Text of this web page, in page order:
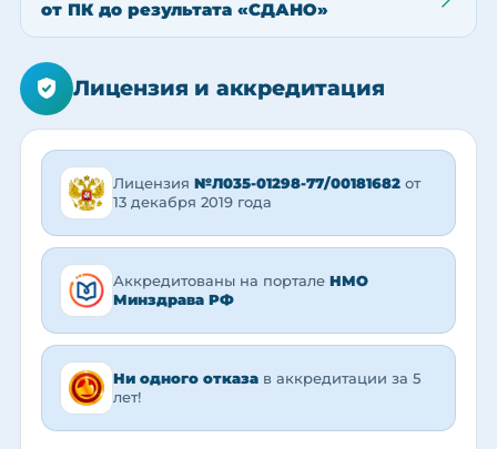
от ПК до результата «СДАНО»
Лицензия и аккредитация
Лицензия №Л035-01298-77/00181682 от
13 декабря 2019 года
Аккредитованы на портале НМО
Минздрава РФ
Ни одного отказа в аккредитации за 5
лет!